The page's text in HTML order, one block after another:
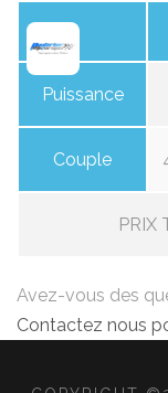
Puissance
Couple
PRIX
Avez-vous des
Contactez nous